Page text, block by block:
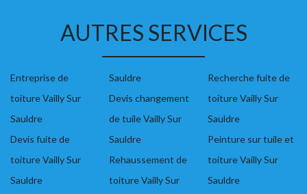
AUTRES SERVICES
Entreprise de
toiture Vailly Sur
Sauldre
Devis fuite de
toiture Vailly Sur
Sauldre
Sauldre
Devis changement
de tuile Vailly Sur
Sauldre
Rehaussement de
toiture Vailly Sur
Recherche fuite de
toiture Vailly Sur
Sauldre
Peinture sur tuile et
toiture Vailly Sur
Sauldre